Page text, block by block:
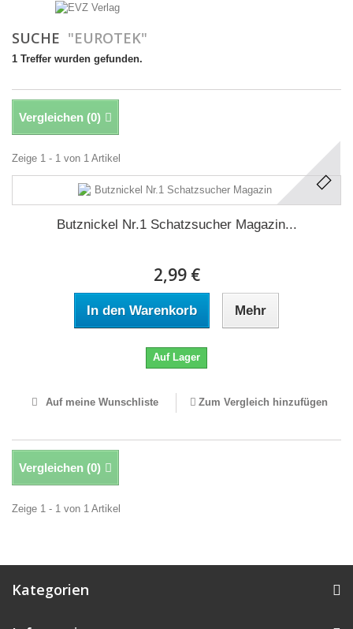
SUCHE "EUROTEK"
1 Treffer wurden gefunden.
Vergleichen (0)
Zeige 1 - 1 von 1 Artikel
Butznickel Nr.1 Schatzsucher Magazin...
2,99 €
In den Warenkorb Mehr
Auf Lager
Auf meine Wunschliste Zum Vergleich hinzufügen
Vergleichen (0)
Zeige 1 - 1 von 1 Artikel
Kategorien